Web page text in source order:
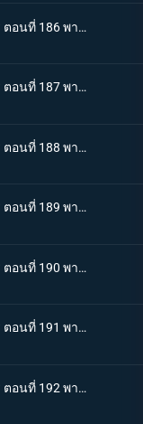
One piece วันพีช ตอนที่ 186 พากย์ไทย บทเพลงแห่งความสิ้นหวัง ความล่มสลายของเกาะแห่งท้องฟ้ามาเยือน!!
One piece วันพีช ตอนที่ 187 พากย์ไทย เสียงระฆังชี้นำทาง! ตำนานแห่งยอดนักรบและนักสำรวจ
One piece วันพีช ตอนที่ 188 พากย์ไทย ปลดปล่อยจากคำสาป! น้ำตาที่หลั่งไหลของยอดนักรบ!!
One piece วันพีช ตอนที่ 189 พากย์ไทย เพื่อนรักตลอดกาล! ระฆังแห่งคำสาบานที่กึกก้องไปทั่วท้องทะเล!!
One piece วันพีช ตอนที่ 190 พากย์ไทย เกาะแองเจิ้ลล่มสลาย! สายฟ้าอันน่าสะพรึงกลัว!
One piece วันพีช ตอนที่ 191 พากย์ไทย โค่นต้นถั่วยักษ์! ความหวังสุดท้ายในการหลบหนี
One piece วันพีช ตอนที่ 192 พากย์ไทย ปาฏิหาริย์แห่งอาณาจักรเทพ! เลิฟซองก์แห่งเกาะที่ส่งถึงทูตสวรรค์